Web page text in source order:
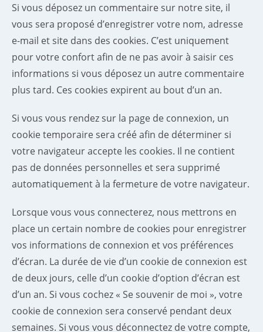
Si vous déposez un commentaire sur notre site, il
vous sera proposé d’enregistrer votre nom, adresse
e-mail et site dans des cookies. C’est uniquement
pour votre confort afin de ne pas avoir à saisir ces
informations si vous déposez un autre commentaire
plus tard. Ces cookies expirent au bout d’un an.
Si vous vous rendez sur la page de connexion, un
cookie temporaire sera créé afin de déterminer si
votre navigateur accepte les cookies. Il ne contient
pas de données personnelles et sera supprimé
automatiquement à la fermeture de votre navigateur.
Lorsque vous vous connecterez, nous mettrons en
place un certain nombre de cookies pour enregistrer
vos informations de connexion et vos préférences
d’écran. La durée de vie d’un cookie de connexion est
de deux jours, celle d’un cookie d’option d’écran est
d’un an. Si vous cochez « Se souvenir de moi », votre
cookie de connexion sera conservé pendant deux
semaines. Si vous vous déconnectez de votre compte,